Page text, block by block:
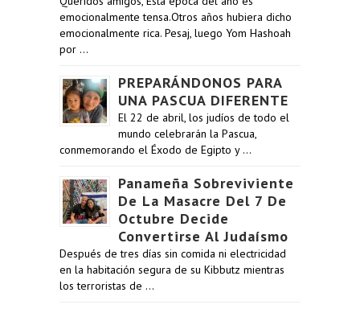
emocionalmente tensa.Otros años hubiera dicho
emocionalmente rica. Pesaj, luego Yom Hashoah
por …
PREPARÁNDONOS PARA
UNA PASCUA DIFERENTE
El 22 de abril, los judíos de todo el
mundo celebrarán la Pascua,
conmemorando el Éxodo de Egipto y …
Panameña Sobreviviente
De La Masacre Del 7 De
Octubre Decide
Convertirse Al Judaísmo
Después de tres días sin comida ni electricidad
en la habitación segura de su Kibbutz mientras
los terroristas de …